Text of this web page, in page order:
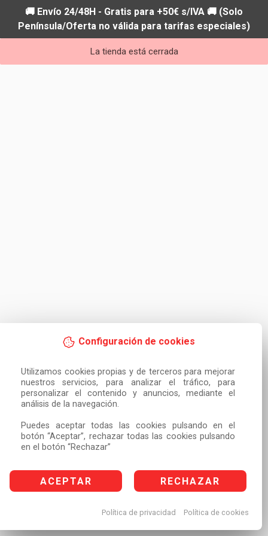
Configuración de cookies
Utilizamos cookies propias y de terceros para mejorar
nuestros servicios, para analizar el tráfico, para
personalizar el contenido y anuncios, mediante el
análisis de la navegación.
Puedes aceptar todas las cookies pulsando en el
botón “Aceptar”, rechazar todas las cookies pulsando
en el botón “Rechazar”
ACEPTAR RECHAZAR
Política de privacidad Política de cookies
🚚 Envío 24/48H - Gratis para +50€ s/IVA 🚚 (Solo
Península/Oferta no válida para tarifas especiales)
La tienda está cerrada